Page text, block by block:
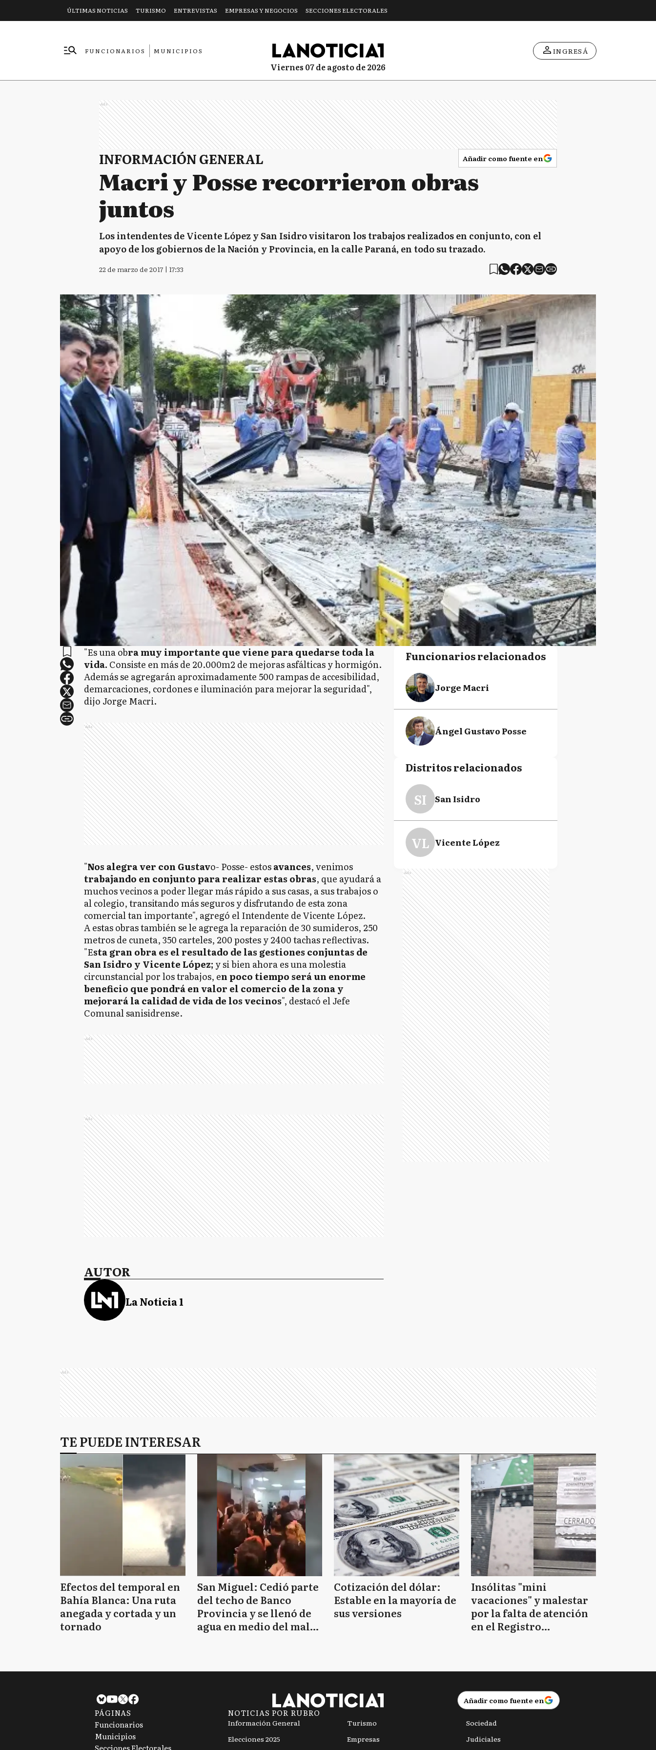
ÚLTIMAS NOTICIAS TURISMO ENTREVISTAS EMPRESAS Y NEGOCIOS SECCIONES ELECTORALES
FUNCIONARIOS
MUNICIPIOS
viernes 07 de agosto de 2026
INGRESÁ
Ads
INFORMACIÓN GENERAL Añadir como fuente en
Macri y Posse recorrieron obras
juntos
Los intendentes de Vicente López y San Isidro visitaron los trabajos realizados en conjunto, con el
apoyo de los gobiernos de la Nación y Provincia, en la calle Paraná, en todo su trazado.
22 de marzo de 2017 | 17:33
"Es una obra muy importante que viene para quedarse toda la
vida. Consiste en más de 20.000m2 de mejoras asfálticas y hormigón.
Además se agregarán aproximadamente 500 rampas de accesibilidad,
demarcaciones, cordones e iluminación para mejorar la seguridad",
dijo Jorge Macri.
Ads
"Nos alegra ver con Gustavo- Posse- estosavances, venimos
trabajando en conjunto para realizar estas obras, que ayudará a
muchos vecinos a poder llegar más rápido a sus casas, a sus trabajos o
al colegio, transitando más seguros y disfrutando de esta zona
comercial tan importante", agregó el Intendente de Vicente López.
A estas obras también se le agrega la reparación de 30 sumideros, 250
metros de cuneta, 350 carteles, 200 postes y 2400 tachas reflectivas.
"Esta gran obra es el resultado de las gestiones conjuntas de
San Isidro y Vicente López; y si bien ahora es una molestia
circunstancial por los trabajos, en poco tiempo será un enorme
beneficio que pondrá en valor el comercio de la zona y
mejorará la calidad de vida de los vecinos", destacó el Jefe
Comunal sanisidrense.
Ads
Ads
AUTOR
La Noticia 1
Funcionarios relacionados
Jorge Macri
Ángel Gustavo Posse
Distritos relacionados
SI San Isidro
VL Vicente López
Ads
Ads
TE PUEDE INTERESAR
Efectos del temporal en
Bahía Blanca: Una ruta
anegada y cortada y un
tornado
San Miguel: Cedió parte
del techo de Banco
Provincia y se llenó de
agua en medio del mal
Cotización del dólar:
Estable en la mayoría de
sus versiones
Insólitas "mini
vacaciones" y malestar
por la falta de atención
en el Registro
Añadir como fuente en
PÁGINAS
Funcionarios
Municipios
NOTICIAS POR RUBRO
Información General
Elecciones 2025
Turismo
Empresas
Sociedad
Judiciales